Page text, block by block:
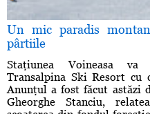
Un mic paradis
pârtiile
Staţiunea Voineasa
Transalpina Ski Resort
Anunţul a fost făcut astăzi
Gheorghe Stanciu,